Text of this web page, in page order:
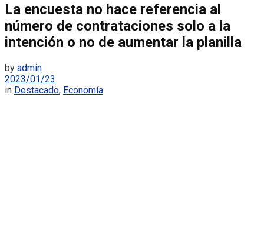
La encuesta no hace referencia al
número de contrataciones solo a la
intención o no de aumentar la planilla
by admin
2023/01/23
in Destacado, Economía